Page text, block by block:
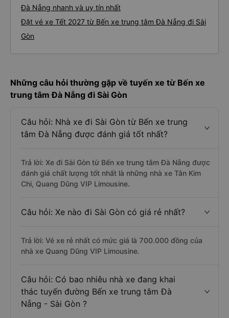
Đà Nẵng nhanh và uy tín nhất
Đặt vé xe Tết 2027 từ Bến xe trung tâm Đà Nẵng đi Sài
Gòn
Những câu hỏi thường gặp về tuyến xe từ Bến xe
trung tâm Đà Nẵng đi Sài Gòn
Câu hỏi: Nhà xe đi Sài Gòn từ Bến xe trung
tâm Đà Nẵng được đánh giá tốt nhất?
Trả lời: Xe đi Sài Gòn từ Bến xe trung tâm Đà Nẵng được
đánh giá chất lượng tốt nhất là những nhà xe Tân Kim
Chi, Quang Dũng VIP Limousine.
Câu hỏi: Xe nào đi Sài Gòn có giá rẻ nhất?
Trả lời: Vé xe rẻ nhất có mức giá là 700.000 đồng của
nhà xe Quang Dũng VIP Limousine.
Câu hỏi: Có bao nhiêu nhà xe đang khai
thác tuyến đường Bến xe trung tâm Đà
Nẵng - Sài Gòn ?